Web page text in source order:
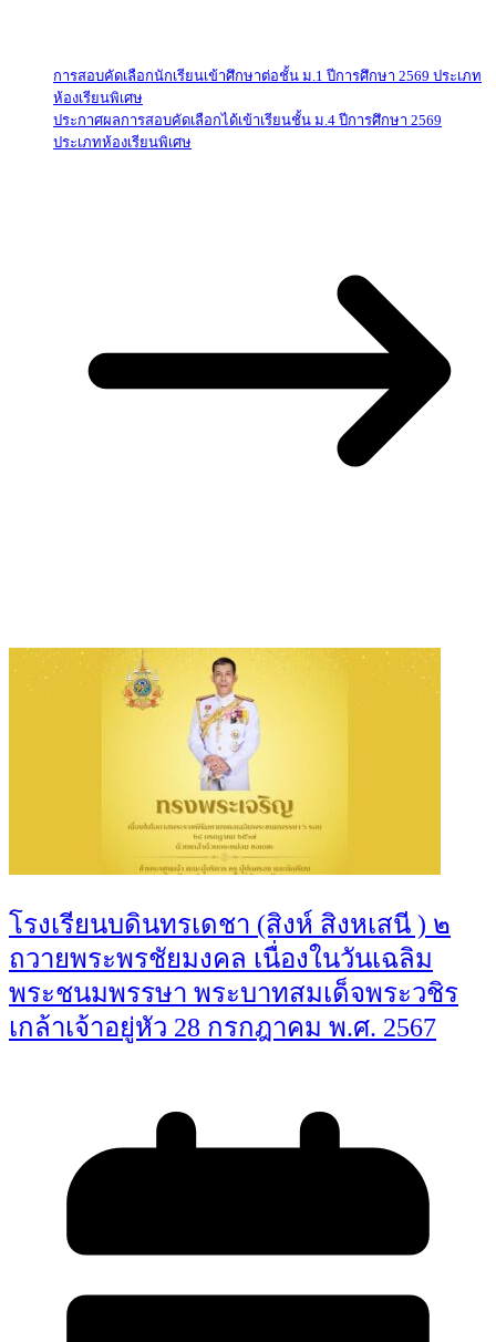
การสอบคัดเลือกนักเรียนเข้าศึกษาต่อชั้น ม.1 ปีการศึกษา 2569 ประเภท
ห้องเรียนพิเศษ
ประกาศผลการสอบคัดเลือกได้เข้าเรียนชั้น ม.4 ปีการศึกษา 2569
ประเภทห้องเรียนพิเศษ
โรงเรียนบดินทรเดชา (สิงห์ สิงหเสนี ) ๒
ถวายพระพรชัยมงคล เนื่องในวันเฉลิม
พระชนมพรรษา พระบาทสมเด็จพระวชิร
เกล้าเจ้าอยู่หัว 28 กรกฎาคม พ.ศ. 2567